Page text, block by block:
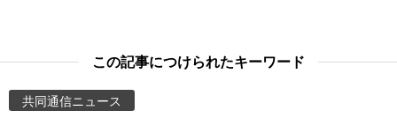
スポーツ・東京2020
Topics
Images
この記事につけられたキーワード
共同通信ニュース